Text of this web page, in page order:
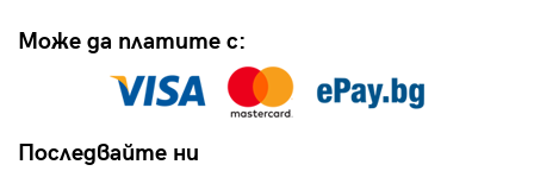
Може да платите с:
Последвайте ни